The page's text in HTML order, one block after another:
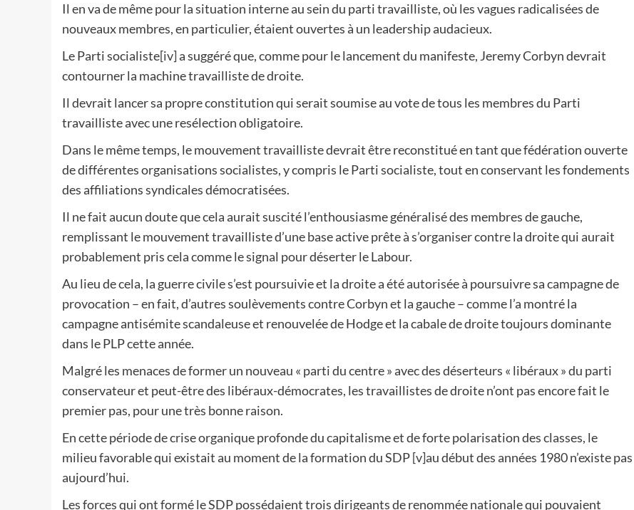
Il en va de même pour la situation interne au sein du parti travailliste, où les vagues radicalisées de
nouveaux membres, en particulier, étaient ouvertes à un leadership audacieux.
Le Parti socialiste[iv]a suggéré que, comme pour le lancement du manifeste, Jeremy Corbyn devrait
contourner la machine travailliste de droite.
Il devrait lancer sa propre constitution qui serait soumise au vote de tous les membres du Parti
travailliste avec une resélection obligatoire.
Dans le même temps, le mouvement travailliste devrait être reconstitué en tant que fédération ouverte
de différentes organisations socialistes, y compris le Parti socialiste, tout en conservant les fondements
des affiliations syndicales démocratisées.
Il ne fait aucun doute que cela aurait suscité l’enthousiasme généralisé des membres de gauche,
remplissant le mouvement travailliste d’une base active prête à s’organiser contre la droite qui aurait
probablement pris cela comme le signal pour déserter le Labour.
Au lieu de cela, la guerre civile s’est poursuivie et la droite a été autorisée à poursuivre sa campagne de
provocation – en fait, d’autres soulèvements contre Corbyn et la gauche – comme l’a montré la
campagne antisémite scandaleuse et renouvelée de Hodge et la cabale de droite toujours dominante
dans le PLP cette année.
Malgré les menaces de former un nouveau « parti du centre » avec des déserteurs « libéraux » du parti
conservateur et peut-être des libéraux-démocrates, les travaillistes de droite n’ont pas encore fait le
premier pas, pour une très bonne raison.
En cette période de crise organique profonde du capitalisme et de forte polarisation des classes, le
milieu favorable qui existait au moment de la formation du SDP[v]au début des années 1980 n’existe pas
aujourd’hui.
Les forces qui ont formé le SDP possédaient trois dirigeants de renommée nationale qui pouvaient